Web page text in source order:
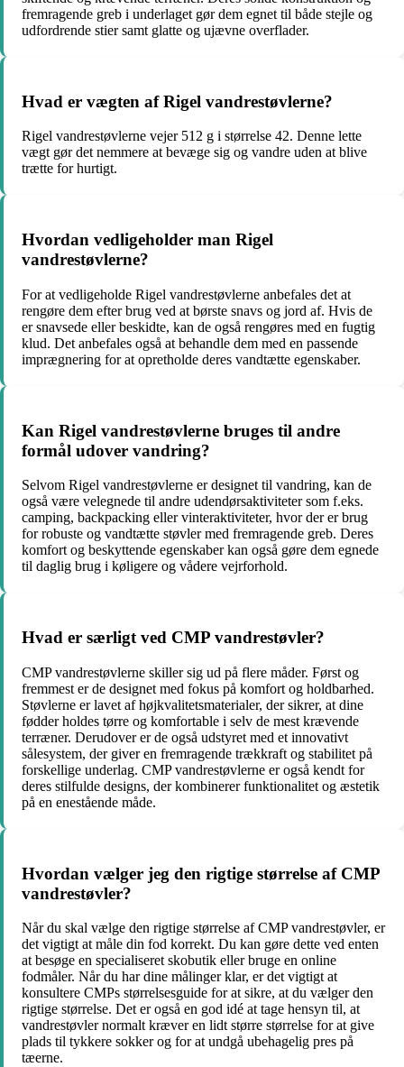
fremragende greb i underlaget gør dem egnet til både stejle og
udfordrende stier samt glatte og ujævne overflader.
Hvad er vægten af Rigel vandrestøvlerne?
Rigel vandrestøvlerne vejer 512 g i størrelse 42. Denne lette
vægt gør det nemmere at bevæge sig og vandre uden at blive
trætte for hurtigt.
Hvordan vedligeholder man Rigel
vandrestøvlerne?
For at vedligeholde Rigel vandrestøvlerne anbefales det at
rengøre dem efter brug ved at børste snavs og jord af. Hvis de
er snavsede eller beskidte, kan de også rengøres med en fugtig
klud. Det anbefales også at behandle dem med en passende
imprægnering for at opretholde deres vandtætte egenskaber.
Kan Rigel vandrestøvlerne bruges til andre
formål udover vandring?
Selvom Rigel vandrestøvlerne er designet til vandring, kan de
også være velegnede til andre udendørsaktiviteter som f.eks.
camping, backpacking eller vinteraktiviteter, hvor der er brug
for robuste og vandtætte støvler med fremragende greb. Deres
komfort og beskyttende egenskaber kan også gøre dem egnede
til daglig brug i køligere og vådere vejrforhold.
Hvad er særligt ved CMP vandrestøvler?
CMP vandrestøvlerne skiller sig ud på flere måder. Først og
fremmest er de designet med fokus på komfort og holdbarhed.
Støvlerne er lavet af højkvalitetsmaterialer, der sikrer, at dine
fødder holdes tørre og komfortable i selv de mest krævende
terræner. Derudover er de også udstyret med et innovativt
sålesystem, der giver en fremragende trækkraft og stabilitet på
forskellige underlag. CMP vandrestøvlerne er også kendt for
deres stilfulde designs, der kombinerer funktionalitet og æstetik
på en enestående måde.
Hvordan vælger jeg den rigtige størrelse af CMP
vandrestøvler?
Når du skal vælge den rigtige størrelse af CMP vandrestøvler, er
det vigtigt at måle din fod korrekt. Du kan gøre dette ved enten
at besøge en specialiseret skobutik eller bruge en online
fodmåler. Når du har dine målinger klar, er det vigtigt at
konsultere CMPs størrelsesguide for at sikre, at du vælger den
rigtige størrelse. Det er også en god idé at tage hensyn til, at
vandrestøvler normalt kræver en lidt større størrelse for at give
plads til tykkere sokker og for at undgå ubehagelig pres på
tæerne.